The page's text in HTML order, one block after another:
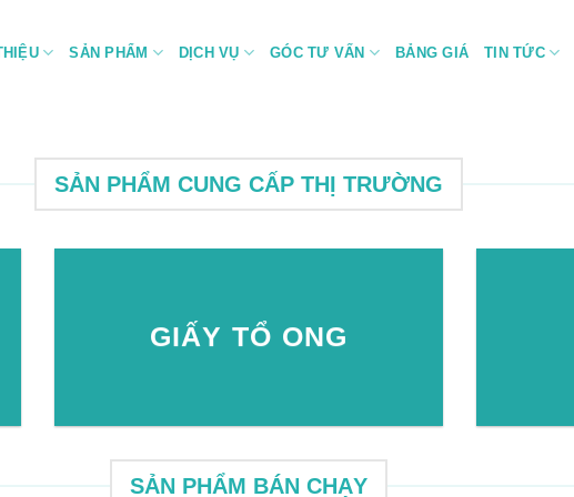
SẢN PHẨM DỊCH VỤ GÓC TƯ VẤN BẢNG GIÁ TIN TỨC
SẢN PHẨM CUNG CẤP THỊ TRƯỜNG
GIẤY TỔ ONG
SẢN PHẨM BÁN CHẠY